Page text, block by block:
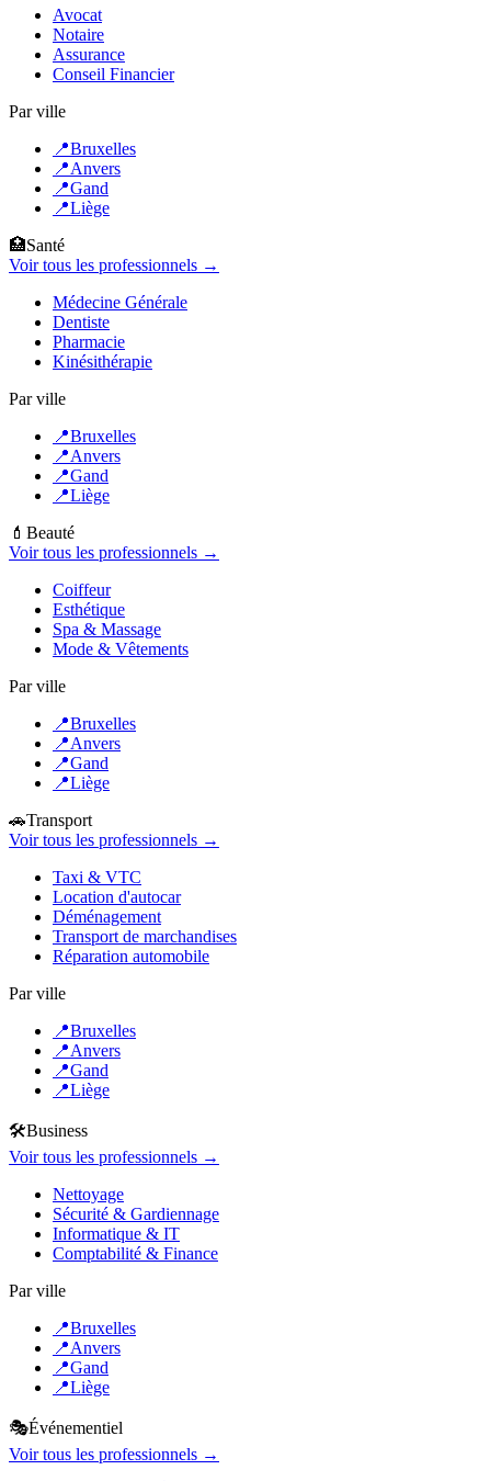
Avocat
Notaire
Assurance
Conseil Financier
Par ville
📍Bruxelles
📍Anvers
📍Gand
📍Liège
🏥Santé
Voir tous les professionnels →
Médecine Générale
Dentiste
Pharmacie
Kinésithérapie
Par ville
📍Bruxelles
📍Anvers
📍Gand
📍Liège
💄 Beauté
Voir tous les professionnels →
Coiffeur
Esthétique
Spa & Massage
Mode & Vêtements
Par ville
📍Bruxelles
📍Anvers
📍Gand
📍Liège
🚗Transport
Voir tous les professionnels →
Taxi & VTC
Location d'autocar
Déménagement
Transport de marchandises
Réparation automobile
Par ville
📍Bruxelles
📍Anvers
📍Gand
📍Liège
🛠️Business
Voir tous les professionnels →
Nettoyage
Sécurité & Gardiennage
Informatique & IT
Comptabilité & Finance
Par ville
📍Bruxelles
📍Anvers
📍Gand
📍Liège
🎭Événementiel
Voir tous les professionnels →